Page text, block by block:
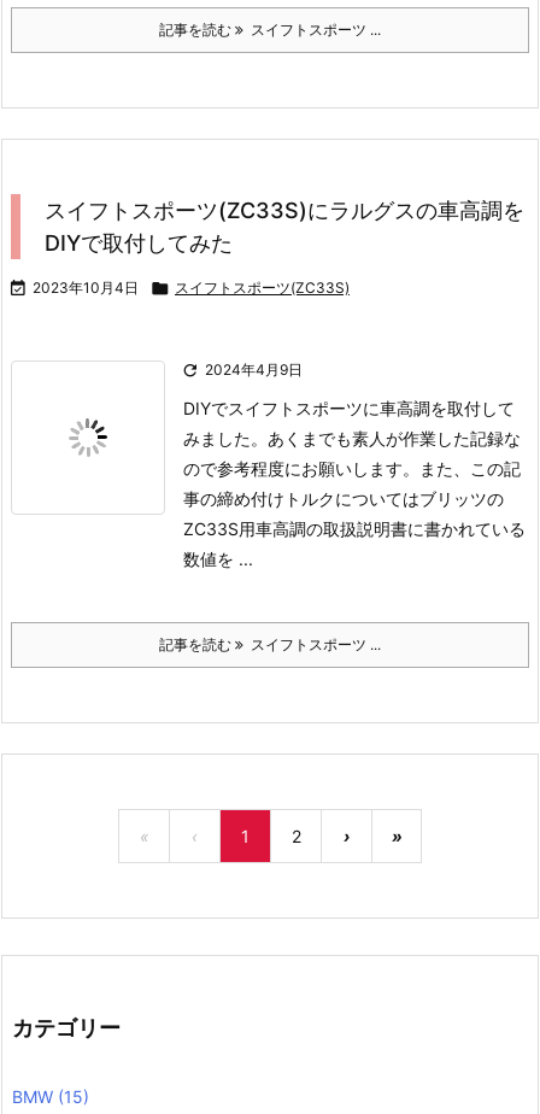
記事を読む スイフトスポーツ ...
スイフトスポーツ(ZC33S)にラルグスの車高調を
DIYで取付してみた
 2023年10月4日  スイフトスポーツ(ZC33S)
 2024年4月9日
DIYでスイフトスポーツに車高調を取付して
みました。 あくまでも素人が作業した記録な
ので参考程度にお願いします。
また、この記
事の締め付けトルクについてはブリッツの
ZC33S用車高調の取扱説明書に書かれている
数値を ...
記事を読む スイフトスポーツ ...
« ‹ 1 2 › »
カテゴリー
BMW (15)